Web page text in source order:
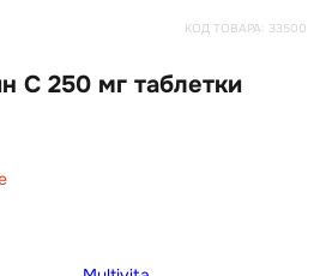
КОД ТОВАРА: 33500
С 250 мг таблетки